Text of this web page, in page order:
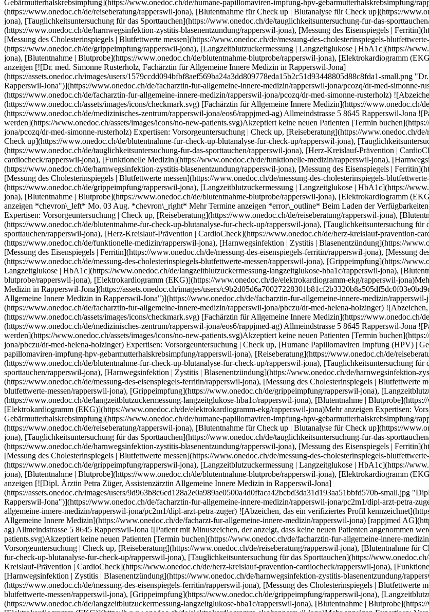
ne-papillomaviren-impfung-hpv-gebarmutterhalskrebsimpfung/rapperswil-jona), [Reiseberatung](https://www.onedoc.ch/de/reiseberatung/rapperswil-jona), [Blutentnahme für Check up | Blutanalyse für Check up](https://www.onedoc.ch/de/blutentnahme-fur-check-up-blutanalyse-fur-check-up/rapperswil-jona), [Tauglichkeitsuntersuchung für das Sporttauchen](https://www.onedoc.ch/de/tauglichkeitsuntersuchung-fur-das-sporttauchen/rapperswil-jona), [Harnwegsinfektion | Zystitis | Blasenentzündung](https://www.onedoc.ch/de/harnwegsinfektion-zystitis-blasenentzundung/rapperswil-jona), [Messung des Eisenspiegels | Ferritin](https://www.onedoc.ch/de/messung-des-eisenspiegels-ferritin/rapperswil-jona), [Messung des Cholesterinspiegels | Blutfettwerte messen](https://www.onedoc.ch/de/messung-des-cholesterinspiegels-blutfettwerte-messen/rapperswil-jona), [Grippeimpfung](https://www.onedoc.ch/de/grippeimpfung/rapperswil-jona), [Langzeitblutzuckermessung | Langzeitglukose | HbA1c](https://www.onedoc.ch/de/langzeitblutzuckermessung-langzeitglukose-hba1c/rapperswil-jona), [Blutentnahme | Blutprobe](https://www.onedoc.ch/de/blutentnahme-blutprobe/rapperswil-jona), [Elektrokardiogramm (EKG)](https://www.onedoc.ch/de/elektrokardiogramm-ekg/rapperswil-jona)Mehr anzeigen [![Dipl. Ärztin Petra Züger, Assistenzärztin Allgemeine Innere Medizin in Rapperswil-Jona](https://assets.onedoc.ch/images/users/9d963b8c6cd128a2e0a989ae0500a4d0ffaca42bcbd3da31d193aa51bbfd570b-small.jpg "Dipl. Ärztin Petra Züger, Assistenzärztin Allgemeine Innere Medizin in Rapperswil-Jona")](https://www.onedoc.ch/de/facharztin-fur-allgemeine-innere-medizin/rapperswil-jona/pc2m1/dipl-arzt-petra-zuger) ### [Dipl. Ärztin Petra Züger](https://www.onedoc.ch/de/facharztin-fur-allgemeine-innere-medizin/rapperswil-jona/pc2m1/dipl-arzt-petra-zuger) ![Abzeichen, das ein verifiziertes Profil kennzeichnet](https://www.onedoc.ch/assets/images/icons/checkmark.svg) [Assistenzärztin Allgemeine Innere Medizin](https://www.onedoc.ch/de/facharzt-fur-allgemeine-innere-medizin/rapperswil-jona) [rappjmed AG](https://www.onedoc.ch/de/medizinisches-zentrum/rapperswil-jona/eos6/rappjmed-ag) Allmeindstrasse 5 8645 Rapperswil-Jona ![Patient mit Minuszeichen, der anzeigt, dass keine neuen Patienten angenommen werden](https://www.onedoc.ch/assets/images/icons/no-new-patients.svg)Akzeptiert keine neuen Patienten [Termin buchen](https://www.onedoc.ch/de/facharztin-fur-allgemeine-innere-medizin/rapperswil-jona/pc2m1/dipl-arzt-petra-zuger) Expertisen: Vorsorgeuntersuchung | Check up, [Reiseberatung](https://www.onedoc.ch/de/reiseberatung/rapperswil-jona), [Blutentnahme für Check up | Blutanalyse für Check up](https://www.onedoc.ch/de/blutentnahme-fur-check-up-blutanalyse-fur-check-up/rapperswil-jona), [Tauglichkeitsuntersuchung für das Sporttauchen](https://www.onedoc.ch/de/tauglichkeitsuntersuchung-fur-das-sporttauchen/rapperswil-jona), [Herz-Kreislauf-Prävention | CardioCheck](https://www.onedoc.ch/de/herz-kreislauf-pravention-cardiocheck/rapperswil-jona), [Funktionelle Medizin](https://www.onedoc.ch/de/funktionelle-medizin/rapperswil-jona), [Harnwegsinfektion | Zystitis | Blasenentzündung](https://www.onedoc.ch/de/harnwegsinfektion-zystitis-blasenentzundung/rapperswil-jona), [Messung des Eisenspiegels | Ferritin](https://www.onedoc.ch/de/messung-des-eisenspiegels-ferritin/rapperswil-jona), [Messung des Cholesterinspiegels | Blutfettwerte messen](https://www.onedoc.ch/de/messung-des-cholesterinspiegels-blutfettwerte-messen/rapperswil-jona), [Grippeimpfung](https://www.onedoc.ch/de/grippeimpfung/rapperswil-jona), [Langzeitblutzuckermessung | Langzeitglukose | HbA1c](https://www.onedoc.ch/de/langzeitblutzuckermessung-langzeitglukose-hba1c/rapperswil-jona), [Blutentnahme | Blutprobe](https://www.onedoc.ch/de/blutentnahme-blutprobe/rapperswil-jona), [Elektrokardiogramm (EKG)](https://www.onedoc.ch/de/elektrokardiogramm-ekg/rapperswil-jona)Mehr anzeigen Expertisen: Vorsorgeuntersuchung | Check up, [Reiseberatung](https://www.onedoc.ch/de/reiseberatung/rapperswil-jona), [Blutentnahme für Check up | Blutanalyse für Check up](https://www.onedoc.ch/de/blutentnahme-fur-check-up-blutanalyse-fur-check-up/rapperswil-jona), [Tauglichkeitsuntersuchung für das Sporttauchen](https://www.onedoc.ch/de/tauglichkeitsuntersuchung-fur-das-sporttauchen/rapperswil-jona), [Herz-Kreislauf-Prävention | CardioCheck](https://www.onedoc.ch/de/herz-kreislauf-pravention-cardiocheck/rapperswil-jona), [Funktionelle Medizin](https://www.onedoc.ch/de/funktionelle-medizin/rapperswil-jona), [Harnwegsinfektion | Zystitis | Blasenentzündung](https://www.onedoc.ch/de/harnwegsinfektion-zystitis-blasenentzundung/rapperswil-jona), [Messung des Eisenspiegels | Ferritin](https://www.onedoc.ch/de/messung-des-eisenspiegels-ferritin/rapperswil-jona), [Messung des Cholesterinspiegels | Blutfettwerte messen](https://www.onedoc.ch/de/messung-des-cholesterinspiegels-blutfettwerte-messen/rapperswil-jona), [Grippeimpfung](https://www.onedoc.ch/de/grippeimpfung/rapperswil-jona), [Langzeitblutzuckermessung | Langzeitglukose | HbA1c](https://www.onedoc.ch/de/langzeitblutzuckermessung-langzeitglukose-hba1c/rapperswil-jona), [Blutentnahme | Blutprobe](https://www.onedoc.ch/de/blutentnahme-blutprobe/rapperswil-jona), [Elektrokardiogramm (EKG)](https://www.onedoc.ch/de/elektrokardiogramm-ekg/rapperswil-jona)Mehr anzeigen [![Dipl. Ärztin Ewelina Klepacka, Gynäkologin (Frauenärztin und Geburtshelferin) in Rapperswil-Jona](https://assets.onedoc.ch/images/users/f5fb7c7f061382d62ff5fe1a296825793da7eb66e643b783a9f4d8849520001d-small.jpg "Dipl. Ärztin Ewelina Klepacka, Gynäkologin (Frauenärztin und Geburtshelferin) in Rapperswil-Jona")](https://www.onedoc.ch/de/gynakologin-frauenarztin-und-geburtshelferin/rapperswil-jona/pcx7n/dipl-arzt-ewelina-klepacka) ### [Dipl. Ärztin Ewelina Klepacka](https://www.onedoc.ch/de/gynakologin-frauenarztin-und-geburtshelferin/rapperswil-jona/pcx7n/dipl-arzt-ewelina-klepacka) [Gynäkologin (Frauenärztin und Geburtshelferin)](https://www.onedoc.ch/de/gynakologe-frauenarzt-und-geburtshelfer/rapperswil-jona) [Rappigyn](https://www.onedoc.ch/de/medizinische-praxis/rapperswil-jona/ebda3/rappigyn) Rathausstrasse 1 8640 Rapperswil-Jona ![Patient mit Pluszeichen, der anzeigt, dass neue Patienten angenommen werden](https://www.onedoc.ch/assets/images/icons/new-patients.svg)Akzeptiert neue Patienten [Termin buchen](https://www.onedoc.ch/de/gynakologin-frauenarztin-und-geburtshelferin/rapperswil-jona/pcx7n/dipl-arzt-ewelina-klepacka) Expertisen: Vorsorgeuntersuchung | Check up, [Brustspezialist](https://www.onedoc.ch/de/brustspezialist/rapperswil-jona), [Ästhetische Gynäkologie](https://www.onedoc.ch/de/asthetische-gynakologie/rapperswil-jona), [Schwangerschaftsultraschall](https://www.onedoc.ch/de/